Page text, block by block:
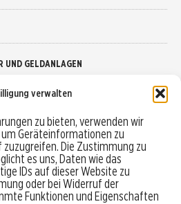
verwalten
zu bieten, verwenden wir
um Geräteinformationen zu
Die Zustimmung zu
es uns, Daten wie das
IDs auf dieser Website zu
oder bei Widerruf der
Funktionen und Eigenschaften
UND GELDANLAGEN